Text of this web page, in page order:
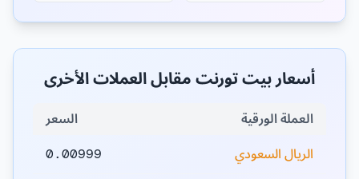
أسعار بيت تورنت مقابل العملات الأخرى
العملة الورقية
السعر
الريال السعودي
0.00999